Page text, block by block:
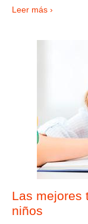
Leer más ›
Las mejores
niños